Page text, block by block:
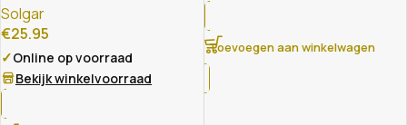
Solgar
€25.95
✓Online op voorraad
Bekijk winkelvoorraad
Toevoegen aan winkelwagen